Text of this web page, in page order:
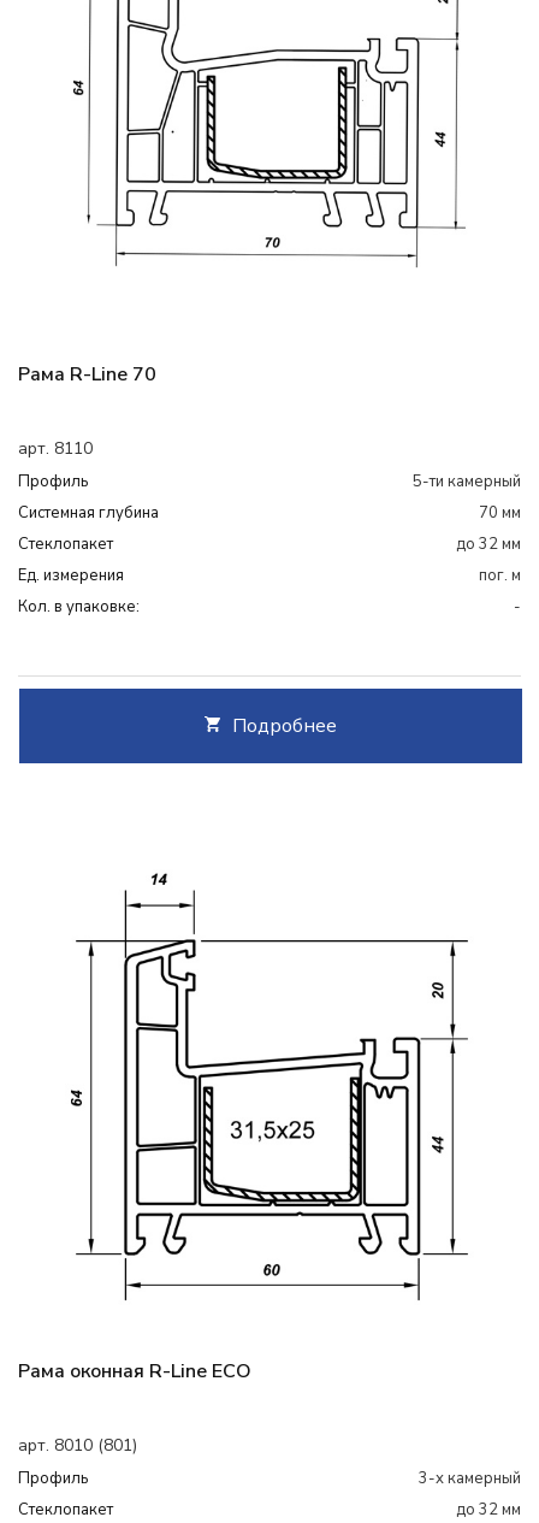
Рама R-Line 70
арт. 8110
Профиль
5-ти камерный
Системная глубина
70 мм
Cтеклопакет
до 32 мм
Ед. измерения
пог. м
Кол. в упаковке:
-
Подробнее
Рама оконная R-Line ECO
арт. 8010 (801)
Профиль
3-х камерный
Cтеклопакет
до 32 мм